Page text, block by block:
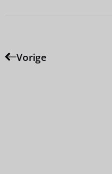
Vorige